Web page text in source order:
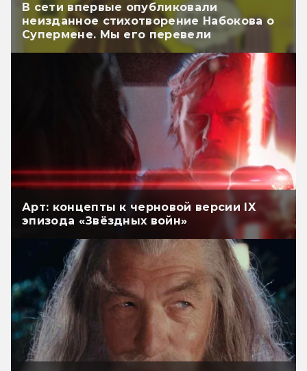
В сети впервые опубликовали
неизданное стихотворение Набокова о
Супермене. Мы его перевели
Арт: концепты к черновой версии IX
эпизода «Звёздных войн»